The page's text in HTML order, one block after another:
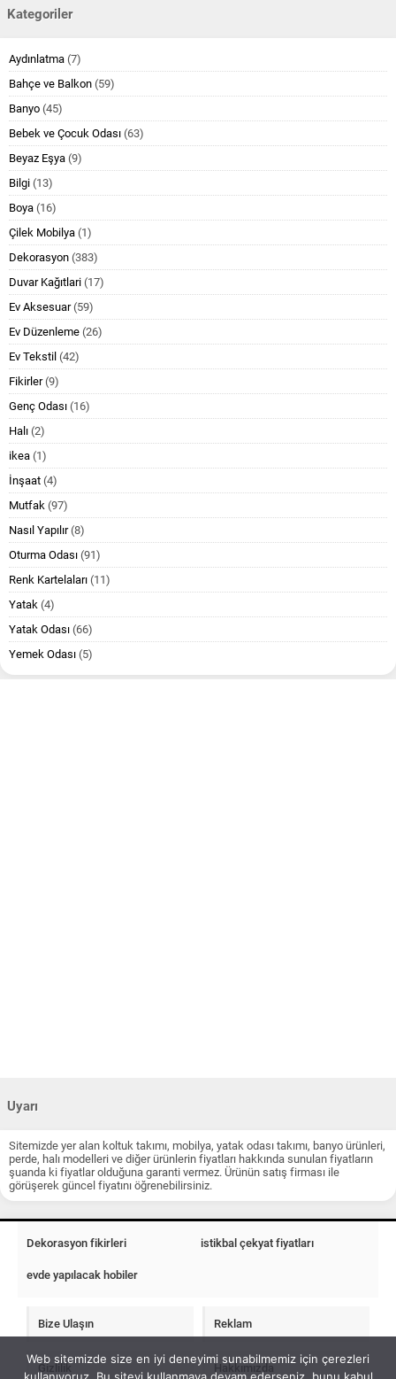
Kategoriler
Aydınlatma (7)
Bahçe ve Balkon (59)
Banyo (45)
Bebek ve Çocuk Odası (63)
Beyaz Eşya (9)
Bilgi (13)
Boya (16)
Çilek Mobilya (1)
Dekorasyon (383)
Duvar Kağıtlari (17)
Ev Aksesuar(59)
Ev Düzenleme (26)
Ev Tekstil (42)
Fikirler(9)
Genç Odası (16)
Halı (2)
ikea (1)
İnşaat (4)
Mutfak (97)
Nasıl Yapılır(8)
Oturma Odası (91)
Renk Kartelaları (11)
Yatak (4)
Yatak Odası (66)
Yemek Odası (5)
Uyarı
Sitemizde yer alan koltuk takımı, mobilya, yatak odası takımı, banyo ürünleri,
perde, halı modelleri ve diğer ürünlerin fiyatları hakkında sunulan fiyatların
şuanda ki fiyatlar olduğuna garanti vermez. Ürünün satış firması ile
görüşerek güncel fiyatını öğrenebilirsiniz.
Dekorasyon fikirleri istikbal çekyat fiyatları
evde yapılacak hobiler
Bize Ulaşın Reklam
Gizlilik Hakkımızda
Web sitemizde size en iyi deneyimi sunabilmemiz için çerezleri